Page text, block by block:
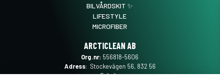
BILVÅRDSKIT ✨
LIFESTYLE
MICROFIBER
ARCTICLEAN AB
Org.nr: 556818-5606
Adress: Stockevägen 56, 832 56
Frösön